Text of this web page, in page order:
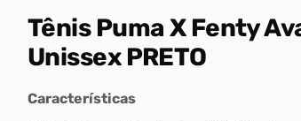
Tênis Puma X Fenty
Unissex PRETO
Características